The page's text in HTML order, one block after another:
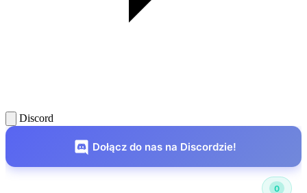
Discord
Dołącz do nas na Discordzie!
0